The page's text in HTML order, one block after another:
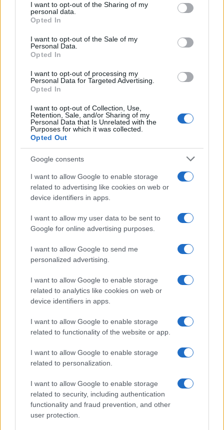
not limited to your visit or usage behaviour. You may click to
grant or deny consent to Google and its third-party tags to
use your data for below specified purposes in below Google
consent section.
I want to opt-out of the Sharing of my
personal data.
Opted In
I want to opt-out of the Sale of my
Personal Data.
Opted In
I want to opt-out of processing my
Personal Data for Targeted Advertising.
Opted In
I want to opt-out of Collection, Use,
Retention, Sale, and/or Sharing of my
Personal Data that Is Unrelated with the
Purposes for which it was collected.
Opted Out
Google consents
I want to allow Google to enable storage
related to advertising like cookies on web or
device identifiers in apps.
I want to allow my user data to be sent to
Google for online advertising purposes.
I want to allow Google to send me
personalized advertising.
I want to allow Google to enable storage
related to analytics like cookies on web or
device identifiers in apps.
I want to allow Google to enable storage
related to functionality of the website or app.
I want to allow Google to enable storage
related to personalization.
I want to allow Google to enable storage
related to security, including authentication
functionality and fraud prevention, and other
user protection.
TEMI:
Alessandro Cianfrocca
Eccellenza Sardegna
Francesco Le Rose
Porto Rotondo Calcio
Notizie in tempo reale?
Entra nel canale telegram di
Inviaci le tue segnalazioni,
i tuoi video e le tue foto
Su WhatsApp al numero +39
345 356 7512
Ricevi le nostre ultime news
Condividi l'articolo
F
ce
b
o
o
T
w
it
te
r
Pi
n
te
re
st
W
h
at
s
A
p
S
h
a
re
Articolo precedente
NOTIZIE RECENTI